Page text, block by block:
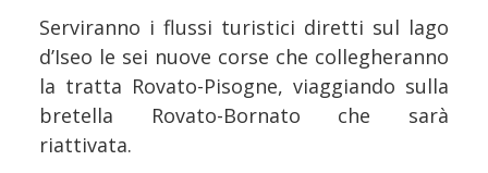
Serviranno i flussi turistici diretti sul lago
d’Iseo le sei nuove corse che collegheranno
la tratta Rovato-Pisogne, viaggiando sulla
bretella Rovato-Bornato che sarà
riattivata.